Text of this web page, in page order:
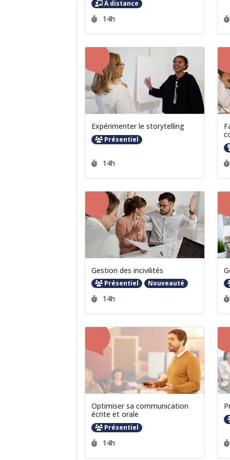
À distance
Durée :
14h
Expérimenter le storytelling
Présentiel
Durée :
14h
Gestion des incivilités
Présentiel Nouveauté
Durée :
14h
Optimiser sa communication
écrite et orale
Présentiel
Durée :
14h